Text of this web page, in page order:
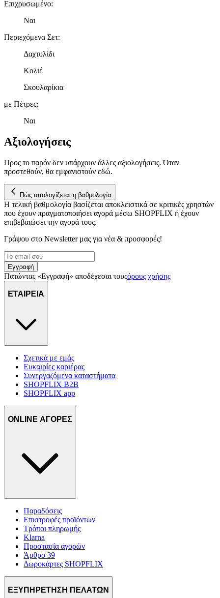
διαφημίσεις και περιεχόμενο, την καλύτερη εικόνα του κοινού
πληροφορίες σχετικά με την από μέρους σας χρήση της
δικτύωσης, διαφημίσεων και ανάλυσης.
Επιχρυσωμένο:
Ναι
Περιεχόμενα Σετ:
Δαχτυλίδι
Κολιέ
Σκουλαρίκια
με Πέτρες:
Ναι
Αξιολογήσεις
Προς το παρόν δεν υπάρχουν άλλες αξιολογήσεις. Όταν
προστεθούν, θα εμφανιστούν εδώ.
Πώς υπολογίζεται η βαθμολογία
Η τελική βαθμολογία βασίζεται αποκλειστικά σε κριτικές χρηστών
που έχουν πραγματοποιήσει αγορά μέσω SHOPFLIX ή έχουν
επιβεβαιώσει την αγορά τους.
Γράψου στο Νewsletter μας για νέα & προσφορές!
Εγγραφή
Πατώντας «Εγγραφή» αποδέχεσαι τουςόρους χρήσης
ΕΤΑΙΡΕΙΑ
Σχετικά με εμάς
Ευκαιρίες καριέρας
Συνεργαζόμενα καταστήματα
SHOPFLIX B2B
SHOPFLIX app
ONLINE ΑΓΟΡΕΣ
Παραδόσεις
Επιστροφές προϊόντων
Τρόποι πληρωμής
Klarna
Προστασία αγορών
Άρθρο 39
Δωροκάρτες SHOPFLIX
ΕΞΥΠΗΡΕΤΗΣΗ ΠΕΛΑΤΩΝ